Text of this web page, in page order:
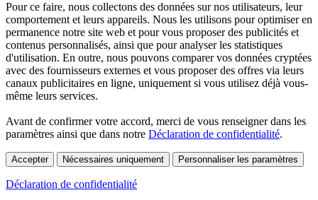
Pour ce faire, nous collectons des données sur nos utilisateurs, leur
comportement et leurs appareils. Nous les utilisons pour optimiser en
permanence notre site web et pour vous proposer des publicités et
contenus personnalisés, ainsi que pour analyser les statistiques
d'utilisation. En outre, nous pouvons comparer vos données cryptées
avec des fournisseurs externes et vous proposer des offres via leurs
canaux publicitaires en ligne, uniquement si vous utilisez déjà vous-
même leurs services.
Avant de confirmer votre accord, merci de vous renseigner dans les
paramètres ainsi que dans notre Déclaration de confidentialité.
Accepter Nécessaires uniquement Personnaliser les paramètres
Déclaration de confidentialité